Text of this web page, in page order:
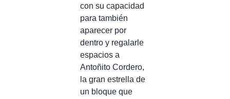
con su capacidad
para también
aparecer por
dentro y regalarle
espacios a
Antoñito Cordero,
la gran estrella de
un bloque que